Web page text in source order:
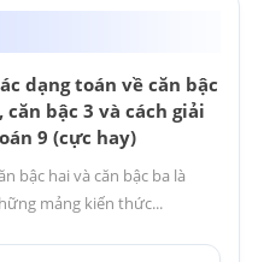
dạng toán về căn bậc
căn bậc 3 và cách giải
9 (cực hay)
bậc hai và căn bậc ba là
mảng kiến thức...